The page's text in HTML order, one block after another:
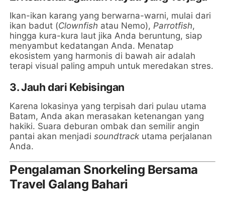
Ikan-ikan karang yang berwarna-warni, mulai dari
ikan badut (Clownfish atau Nemo), Parrotfish,
hingga kura-kura laut jika Anda beruntung, siap
menyambut kedatangan Anda. Menatap
ekosistem yang harmonis di bawah air adalah
terapi visual paling ampuh untuk meredakan stres.
3. Jauh dari Kebisingan
Karena lokasinya yang terpisah dari pulau utama
Batam, Anda akan merasakan ketenangan yang
hakiki. Suara deburan ombak dan semilir angin
pantai akan menjadisoundtrack utama perjalanan
Anda.
Pengalaman Snorkeling Bersama
Travel Galang Bahari